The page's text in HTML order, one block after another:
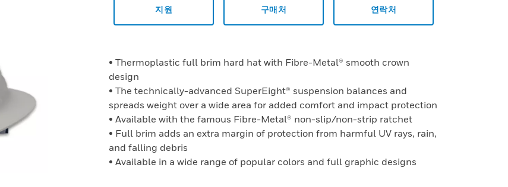
지원 구매처 연락처
• Thermoplastic full brim hard hat with Fibre-Metal® smooth crown
design
• The technically-advanced SuperEight® suspension balances and
spreads weight over a wide area for added comfort and impact protection
• Available with the famous Fibre-Metal® non-slip/non-strip ratchet
• Full brim adds an extra margin of protection from harmful UV rays, rain,
and falling debris
• Available in a wide range of popular colors and full graphic designs